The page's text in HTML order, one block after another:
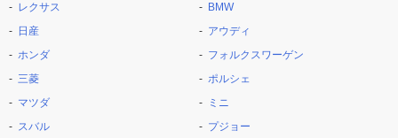
レクサス
日産
ホンダ
三菱
マツダ
スバル
BMW
アウディ
フォルクスワーゲン
ポルシェ
ミニ
プジョー